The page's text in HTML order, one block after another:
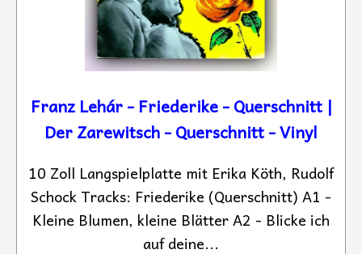
Franz Lehár - Friederike - Querschnitt |
Der Zarewitsch - Querschnitt - Vinyl
10 Zoll Langspielplatte mit Erika Köth, Rudolf
Schock Tracks: Friederike (Querschnitt) A1 -
Kleine Blumen, kleine Blätter A2 - Blicke ich
auf deine...